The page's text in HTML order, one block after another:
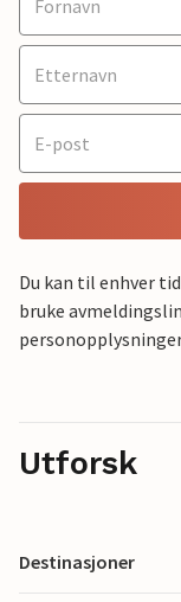
Du kan til enhver
bruke
Utforsk
Destinasjoner